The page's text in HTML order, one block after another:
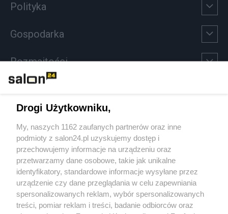
Polityka
Gospodarka
Rozmaitości
Sport
Społeczeństwo
Kultura
Drogi Użytkowniku,
My, naszych 1162 zaufanych partnerów oraz inne
podmioty z salon24.pl uzyskujemy dostęp i
przechowujemy informacje na urządzeniu oraz
przetwarzamy dane osobowe, takie jak unikalne
identyfikatory, standardowe informacje wysyłane przez
urządzenie czy dane przeglądania w celu zapewniania
spersonalizowanych reklam, wybór spersonalizowanych
treści, pomiar reklam i treści, badanie odbiorców oraz